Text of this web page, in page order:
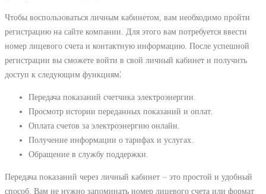
Чтобы воспользоваться личным кабинетом, вам необходимо пройти
регистрацию на сайте компании. Для этого вам потребуется ввести
номер лицевого счета и контактную информацию. После успешной
регистрации вы сможете войти в свой личный кабинет и получить
доступ к следующим функциям⁚
Передача показаний счетчика электроэнергии.
Просмотр истории переданных показаний и оплат.
Оплата счетов за электроэнергию онлайн.
Получение информации о тарифах и услугах.
Обращение в службу поддержки.
Передача показаний через личный кабинет ⏤ это простой и удобный
способ. Вам не нужно запоминать номер лицевого счета или формат